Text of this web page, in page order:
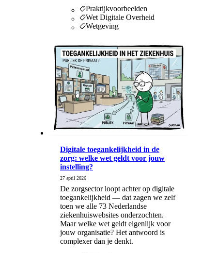
Praktijkvoorbeelden
Wet Digitale Overheid
Wetgeving
Digitale toegankelijkheid in de
zorg: welke wet geldt voor jouw
instelling?
27 april 2026
De zorgsector loopt achter op digitale
toegankelijkheid — dat zagen we zelf
toen we alle 73 Nederlandse
ziekenhuiswebsites onderzochten.
Maar welke wet geldt eigenlijk voor
jouw organisatie? Het antwoord is
complexer dan je denkt.